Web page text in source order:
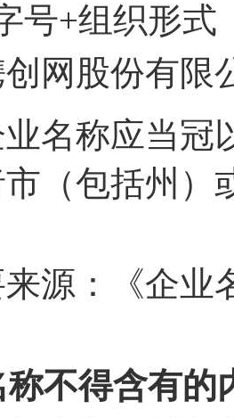
号+组织形式
网股份有限
业名称应当
（包括州）
源：《企业
不得含有的